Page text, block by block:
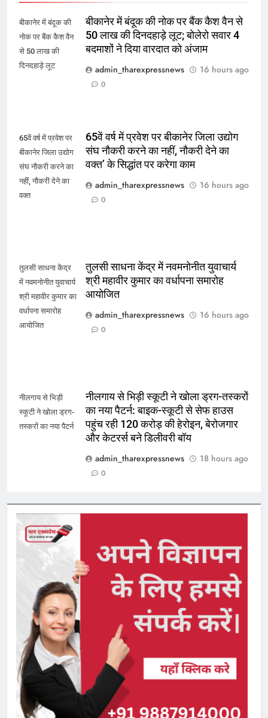
बीकानेर में बंदूक की
नोक पर बैंक कैश वैन
से 50 लाख की
दिनदहाड़े लूट
बीकानेर में बंदूक की नोक पर बैंक कैश वैन से
50 लाख की दिनदहाड़े लूट; बोलेरो सवार 4
बदमाशों ने दिया वारदात को अंजाम
admin_tharexpressnews
16 hours ago
0
65वें वर्ष में प्रवेश पर
बीकानेर जिला उद्योग
संघ नौकरी करने का
नहीं, नौकरी देने का
वक्त
65वें वर्ष में प्रवेश पर बीकानेर जिला उद्योग
संघ नौकरी करने का नहीं, नौकरी देने का
वक्त’ के सिद्धांत पर करेगा काम
admin_tharexpressnews
16 hours ago
0
तुलसी साधना केंद्र
में नवमनोनीत युवाचार्य
श्री महावीर कुमार का
वर्धापना समारोह
आयोजित
तुलसी साधना केंद्र में नवमनोनीत युवाचार्य
श्री महावीर कुमार का वर्धापना समारोह
आयोजित
admin_tharexpressnews
16 hours ago
0
नीलगाय से भिड़ी
स्कूटी ने खोला ड्रग-
तस्करों का नया पैटर्न
नीलगाय से भिड़ी स्कूटी ने खोला ड्रग-तस्करों
का नया पैटर्न: बाइक-स्कूटी से सेफ हाउस
पहुंच रही 120 करोड़ की हेरोइन, बेरोजगार
और केटरर्स बने डिलीवरी बॉय
admin_tharexpressnews
18 hours ago
0